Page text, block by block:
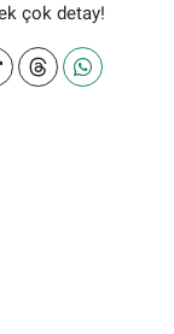
çok detay!